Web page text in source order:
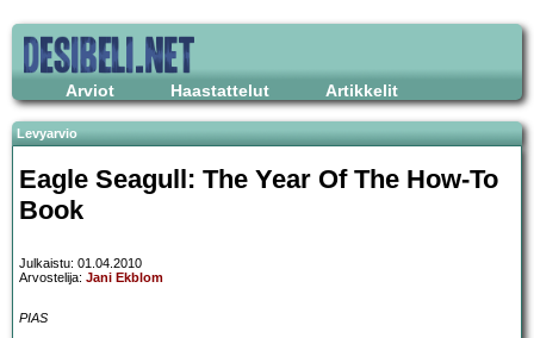
Arviot Haastattelut Artikkelit
Levyarvio
Eagle Seagull: The Year Of The How-To
Book
Julkaistu: 01.04.2010
Arvostelija: Jani Ekblom
PIAS